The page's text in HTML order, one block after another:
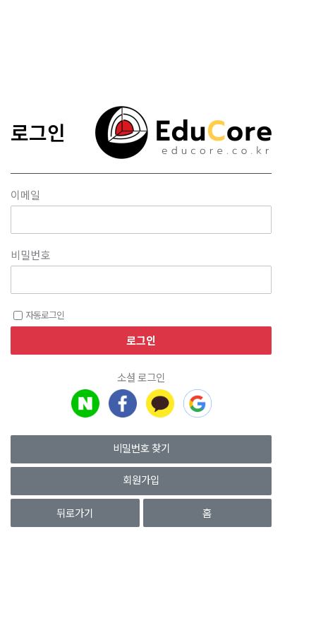
로그인
이메일
비밀번호
자동로그인
소셜 로그인
비밀번호 찾기
회원가입
뒤로가기 홈